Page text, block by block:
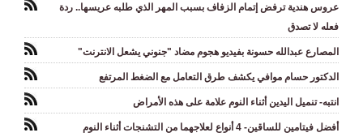
عروس هندية ترفض إتمام الزفاف بسبب المهر الذي طلبه عريسها.. ردة
فعله لا تصدق
المصارع عبدالله حسونة بفيديو هجوم مضاد "جنوني يشعل الانترنت"
الدكتور حسام موافي يكشف طرق التعامل مع الضغط المرتفع
انتبه- تنميل اليدين أثناء النوم علامة على هذه الأمراض
أفضل فيتامين للساقين- 4 أنواع لعلاجهما من التشنجات أثناء النوم